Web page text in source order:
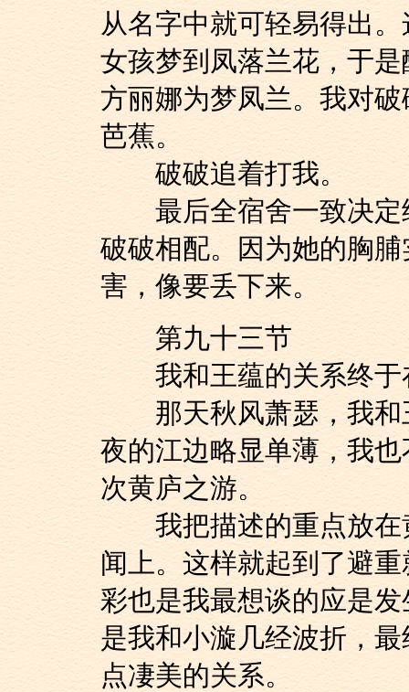
从名字中就可轻易得出
女孩梦到凤落兰花，于
方丽娜为梦凤兰。我对
芭蕉。
破破追着打我。
最后全宿舍一致决定
破破相配。因为她的胸
害，像要丢下来。
第九十三节
我和王蕴的关系终于
那天秋风萧瑟，我和
夜的江边略显单薄，我
次黄庐之游。
我把描述的重点放在
闻上。这样就起到了避
彩也是我最想谈的应是
是我和小漩几经波折，
点凄美的关系。